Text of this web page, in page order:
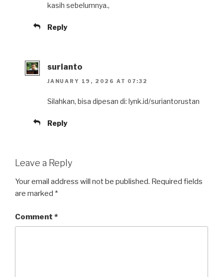
kasih sebelumnya.,
Reply
surianto
JANUARY 19, 2026 AT 07:32
Silahkan, bisa dipesan di: lynk.id/suriantorustan
Reply
Leave a Reply
Your email address will not be published. Required fields
are marked *
Comment *